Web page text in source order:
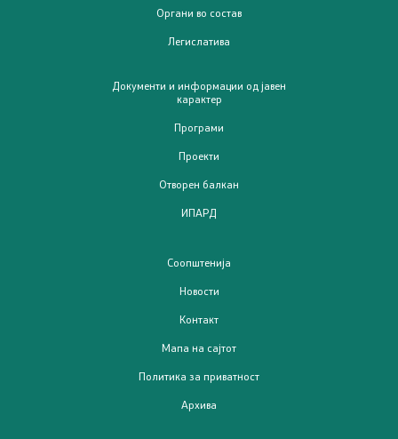
Органи во состав
Легислатива
Документи и информации од јавен
карактер
Програми
Проекти
Отворен балкан
ИПАРД
Соопштенија
Новости
Контакт
Мапа на сајтот
Политика за приватност
Архива